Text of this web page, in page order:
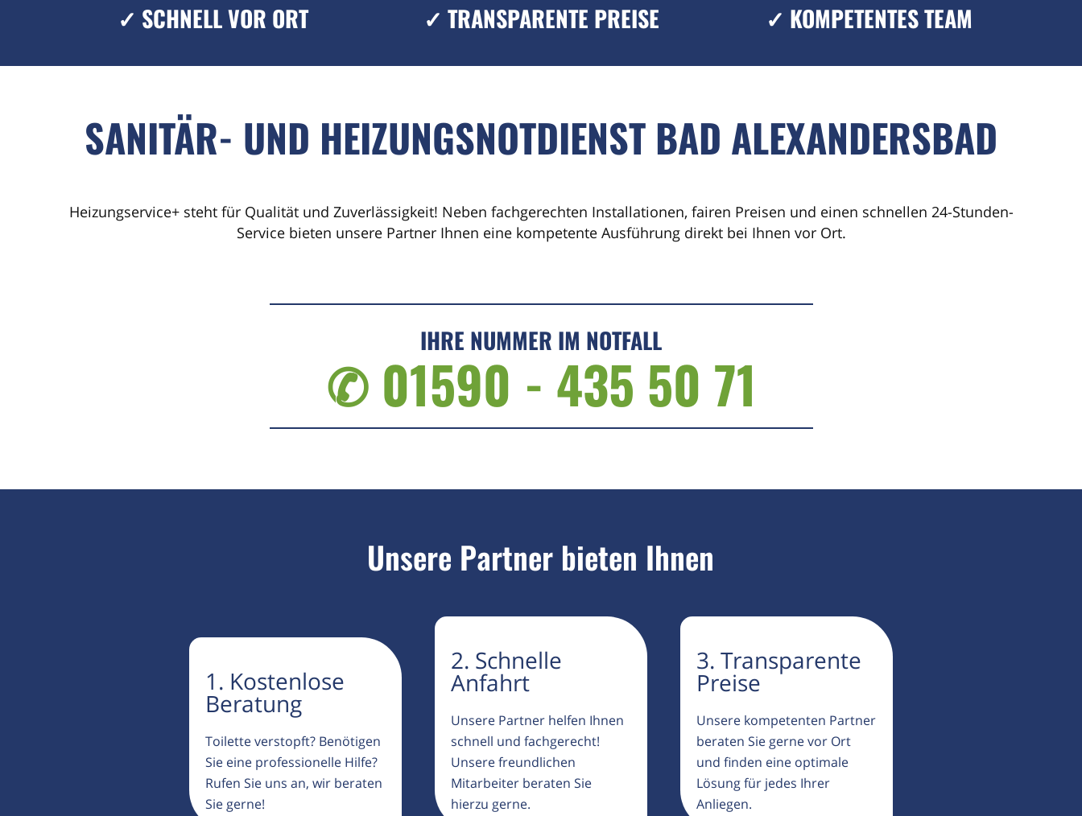
✓ SCHNELL VOR ORT ✓ TRANSPARENTE PREISE ✓ KOMPETENTES TEAM
SANITÄR- UND HEIZUNGSNOTDIENST BAD ALEXANDERSBAD
Heizungservice+ steht für Qualität und Zuverlässigkeit! Neben fachgerechten Installationen, fairen Preisen und einen schnellen 24-Stunden-
Service bieten unsere Partner Ihnen eine kompetente Ausführung direkt bei Ihnen vor Ort.
IHRE NUMMER IM NOTFALL
✆ 01590 - 435 50 71
Unsere Partner bieten Ihnen
1. Kostenlose
Beratung
Toilette verstopft? Benötigen
Sie eine professionelle Hilfe?
Rufen Sie uns an, wir beraten
Sie gerne!
2. Schnelle
Anfahrt
Unsere Partner helfen Ihnen
schnell und fachgerecht!
Unsere freundlichen
Mitarbeiter beraten Sie
hierzu gerne.
3. Transparente
Preise
Unsere kompetenten Partner
beraten Sie gerne vor Ort
und finden eine optimale
Lösung für jedes Ihrer
Anliegen.